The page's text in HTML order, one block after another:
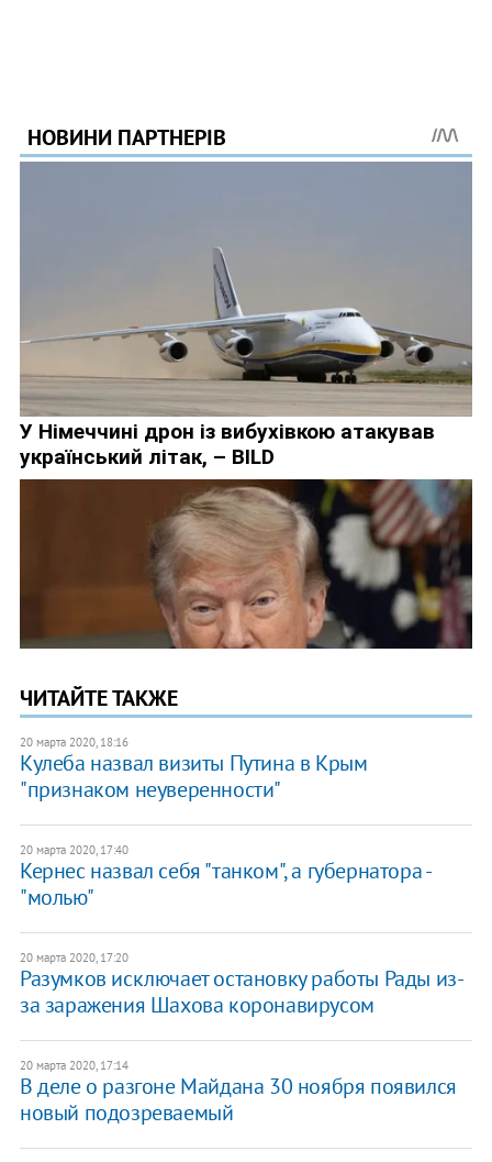
ЧИТАЙТЕ ТАКЖЕ
20 марта 2020, 18:16
Кулеба назвал визиты Путина в Крым
"признаком неуверенности"
20 марта 2020, 17:40
Кернес назвал себя "танком", а губернатора -
"молью"
20 марта 2020, 17:20
Разумков исключает остановку работы Рады из-
за заражения Шахова коронавирусом
20 марта 2020, 17:14
В деле о разгоне Майдана 30 ноября появился
новый подозреваемый